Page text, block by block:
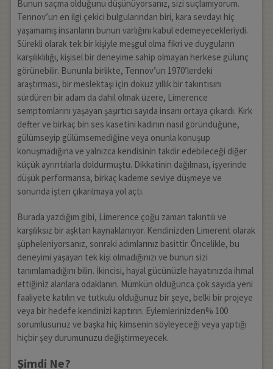
Bunun saçma olduğunu düşünüyorsanız, sizi suçlamıyorum.
Tennov’un en ilgi çekici bulgularından biri, kara sevdayı hiç
yaşamamış insanların bunun varlığını kabul edemeyecekleriydi.
Sürekli olarak tek bir kişiyle meşgul olma fikri ve duyguların
karşılıklılığı, kişisel bir deneyime sahip olmayan herkese gülünç
görünebilir. Bununla birlikte, Tennov’un 1970’lerdeki
araştırması, bir meslektaşı için dokuz yıllık bir takıntısını
sürdüren bir adam da dahil olmak üzere, Limerence
semptomlarını yaşayan şaşırtıcı sayıda insanı ortaya çıkardı. Kırk
defter ve birkaç bin ses kasetini kadının nasıl göründüğüne,
gülümseyip gülümsemediğine veya onunla konuşup
konuşmadığına ve yalnızca kendisinin takdir edebileceği diğer
küçük ayrıntılarla doldurmuştu. Dikkatinin dağılması, işyerinde
düşük performansa, birkaç kademe seviye düşmeye ve
sonunda işten çıkarılmaya yol açtı.
Burada yazdığım gibi, Limerence çoğu zaman takıntılı ve
karşılıksız bir aşktan kaynaklanıyor. Kendinizden Limerent olarak
şüpheleniyorsanız, sonraki adımlarınız basittir. Öncelikle, bu
deneyimi yaşayan tek kişi olmadığınızı ve bunun sizi
tanımlamadığını bilin. İkincisi, hayal gücünüzle hayatınızda ihmal
ettiğiniz alanlara odaklanın. Mümkün olduğunca çok sayıda yeni
faaliyete katılın ve tutkulu olduğunuz bir şeye, belki bir projeye
veya bir hedefe kendinizi kaptırın. Eylemlerinizden% 100
sorumlusunuz ve başka hiç kimsenin söyleyeceği veya yaptığı
hiçbir şey durumunuzu değiştirmeyecek.
Şimdi Ne?